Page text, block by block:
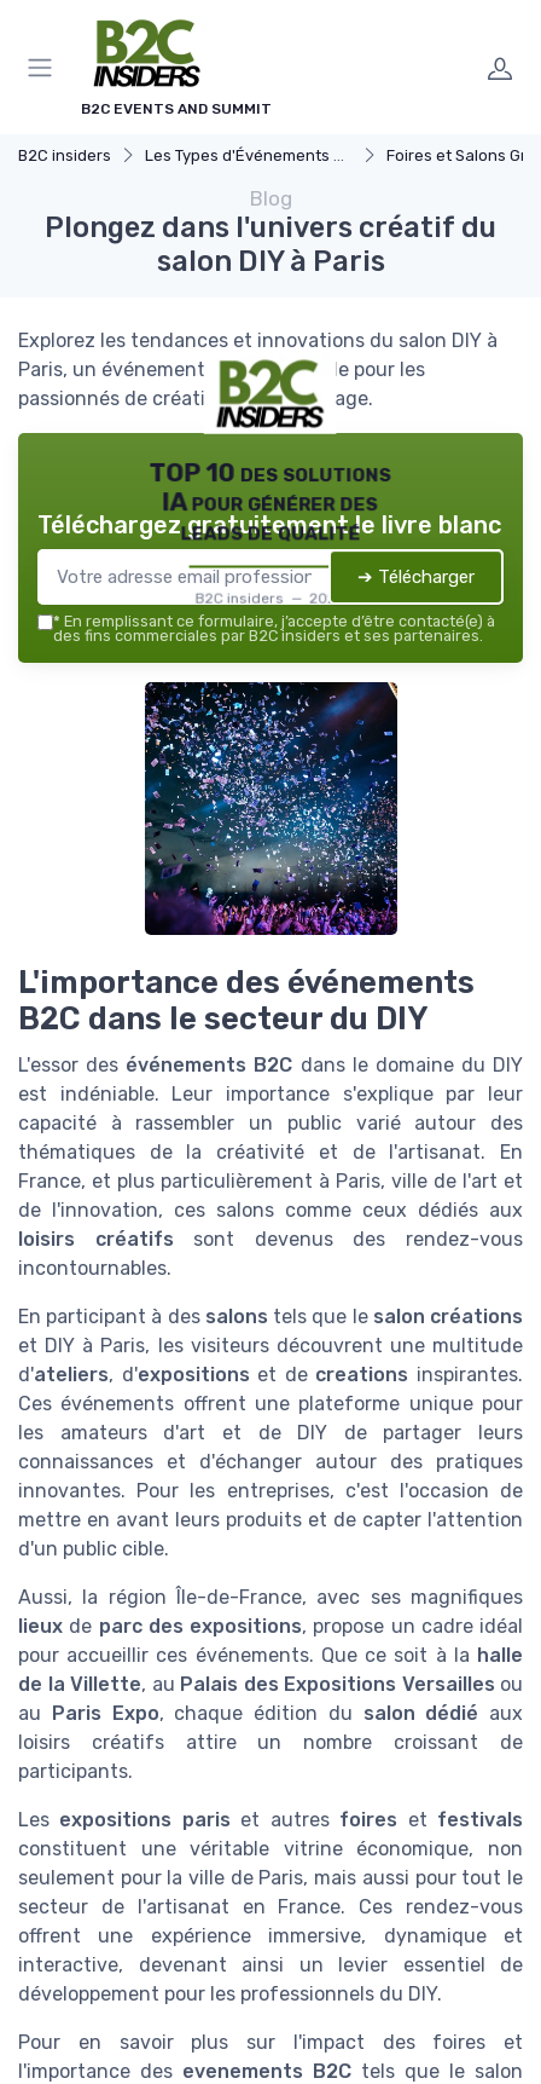
B2C EVENTS AND SUMMIT
B2C insiders Les Types d'Événements B2C Foires et Salons Grand
Blog
Plongez dans l'univers créatif du
salon DIY à Paris
Explorez les tendances et innovations du salon DIY à
Paris, un événement incontournable pour les
passionnés de création et de bricolage.
TOP 10 des solutions
IA pour générer des
leads de qualité
B2C insiders — 2026
Téléchargez gratuitement le livre blanc
➔ Télécharger
* En remplissant ce formulaire, j’accepte d’être contacté(e) à
des fins commerciales par B2C insiders et ses partenaires.
L'importance des événements
B2C dans le secteur du DIY
L'essor des événements B2C dans le domaine du DIY
est indéniable. Leur importance s'explique par leur
capacité à rassembler un public varié autour des
thématiques de la créativité et de l'artisanat. En
France, et plus particulièrement à Paris, ville de l'art et
de l'innovation, ces salons comme ceux dédiés aux
loisirs créatifs sont devenus des rendez-vous
incontournables.
En participant à des salons tels que le salon créations
et DIY à Paris, les visiteurs découvrent une multitude
d'ateliers, d'expositions et de creations inspirantes.
Ces événements offrent une plateforme unique pour
les amateurs d'art et de DIY de partager leurs
connaissances et d'échanger autour des pratiques
innovantes. Pour les entreprises, c'est l'occasion de
mettre en avant leurs produits et de capter l'attention
d'un public cible.
Aussi, la région Île-de-France, avec ses magnifiques
lieux de parc des expositions, propose un cadre idéal
pour accueillir ces événements. Que ce soit à la halle
de la Villette, au Palais des Expositions Versailles ou
au Paris Expo, chaque édition du salon dédié aux
loisirs créatifs attire un nombre croissant de
participants.
Les expositions paris et autres foires et festivals
constituent une véritable vitrine économique, non
seulement pour la ville de Paris, mais aussi pour tout le
secteur de l'artisanat en France. Ces rendez-vous
offrent une expérience immersive, dynamique et
interactive, devenant ainsi un levier essentiel de
développement pour les professionnels du DIY.
Pour en savoir plus sur l'impact des foires et
l'importance des evenements B2C tels que le salon
Panneau de gestion des cookies